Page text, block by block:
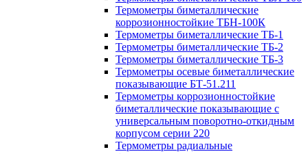
Термометры биметаллические
коррозионностойкие ТБН-100К
Термометры биметаллические ТБ-1
Термометры биметаллические ТБ-2
Термометры биметаллические ТБ-3
Термометры осевые биметаллические
показывающие БТ-51.211
Термометры коррозионностойкие
биметаллические показывающие с
универсальным поворотно-откидным
корпусом серии 220
Термометры радиальные